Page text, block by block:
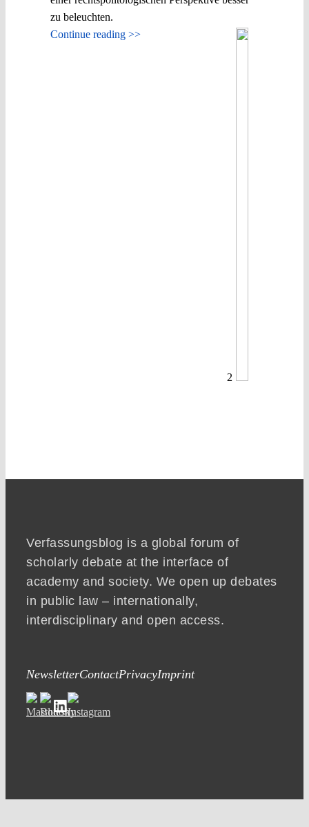
zu beleuchten.
Continue reading >>
2
Verfassungsblog is a global forum of
scholarly debate at the interface of
academy and society. We open up debates
in public law – internationally,
interdisciplinary and open access.
NewsletterContactPrivacyImprint